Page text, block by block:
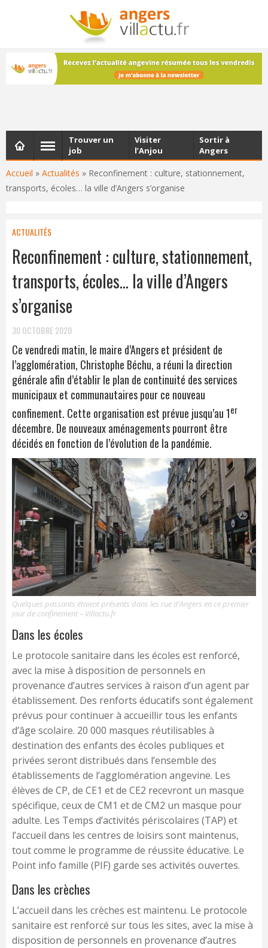
NEWSLETTER
Les dernières actualités d'Angers, chaque vendredi dans
votre boîte e-mail
Accueil » Actualités » Reconfinement : culture, stationnement,
transports, écoles… la ville d’Angers s’organise
Trouver un
job
Visiter
l’Anjou
Sortir à
Angers
ACTUALITÉS
Reconfinement : culture, stationnement,
transports, écoles… la ville d’Angers
s’organise
30 OCTOBRE 2020
Ce vendredi matin, le maire d’Angers et président de
l’agglomération, Christophe Béchu, a réuni la direction
générale afin d’établir le plan de continuité des services
municipaux et communautaires pour ce nouveau
confinement. Cette organisation est prévue jusqu’au 1er
décembre. De nouveaux aménagements pourront être
décidés en fonction de l’évolution de la pandémie.
Quelques passants étaient présents dans les rue d’Angers en ce premier
jour de confinement – Villactu.fr
Dans les écoles
Le protocole sanitaire dans les écoles est renforcé,
avec la mise à disposition de personnels en
provenance d’autres services à raison d’un agent par
établissement. Des renforts éducatifs sont également
prévus pour continuer à accueillir tous les enfants
d’âge scolaire. 20 000 masques réutilisables à
destination des enfants des écoles publiques et
privées seront distribués dans l’ensemble des
établissements de l’agglomération angevine. Les
élèves de CP, de CE1 et de CE2 recevront un masque
spécifique, ceux de CM1 et de CM2 un masque pour
adulte. Les Temps d’activités périscolaires (TAP) et
l’accueil dans les centres de loisirs sont maintenus,
tout comme le programme de réussite éducative. Le
Point info famille (PIF) garde ses activités ouvertes.
Dans les crèches
L’accueil dans les crèches est maintenu. Le protocole
sanitaire est renforcé sur tous les sites, avec la mise à
disposition de personnels en provenance d’autres